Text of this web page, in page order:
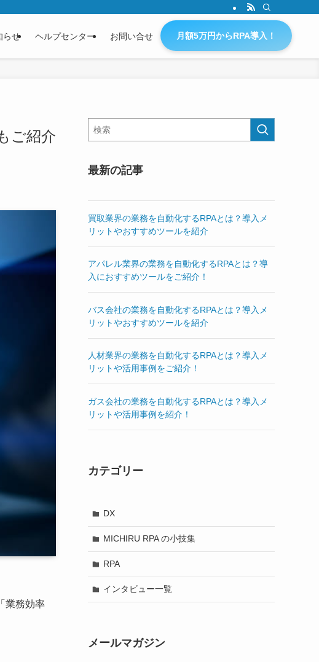
らせ ヘルプセンター お問い合せ 月額5万円からRPA導入！
ご紹介
業務効率
最新の記事
買取業界の業務を自動化するRPAとは？導入メ
リットやおすすめツールを紹介
アパレル業界の業務を自動化するRPAとは？導
入におすすめツールをご紹介！
バス会社の業務を自動化するRPAとは？導入メ
リットやおすすめツールを紹介
人材業界の業務を自動化するRPAとは？導入メ
リットや活用事例をご紹介！
ガス会社の業務を自動化するRPAとは？導入メ
リットや活用事例を紹介！
カテゴリー
DX
MICHIRU RPA の小技集
RPA
インタビュー一覧
メールマガジン